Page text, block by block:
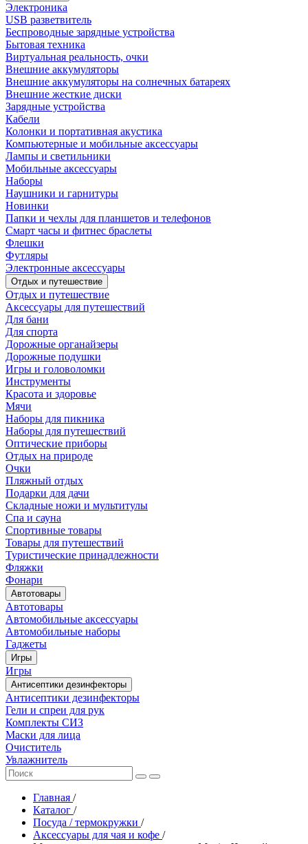
Электроника
USB разветвитель
Беспроводные зарядные устройства
Бытовая техника
Виртуальная реальность, очки
Внешние аккумуляторы
Внешние аккумуляторы на солнечных батареях
Внешние жесткие диски
Зарядные устройства
Кабели
Колонки и портативная акустика
Компьютерные и мобильные аксессуары
Лампы и светильники
Мобильные аксессуары
Наборы
Наушники и гарнитуры
Новинки
Папки и чехлы для планшетов и телефонов
Смарт часы и фитнес браслеты
Флешки
Футляры
Электронные аксессуары
Отдых и путешествие
Отдых и путешествие
Аксессуары для путешествий
Для бани
Для спорта
Дорожные органайзеры
Дорожные подушки
Игры и головоломки
Инструменты
Красота и здоровье
Мячи
Наборы для пикника
Наборы для путешествий
Оптические приборы
Отдых на природе
Очки
Пляжный отдых
Подарки для дачи
Складные ножи и мультитулы
Спа и сауна
Спортивные товары
Товары для путешествий
Туристические принадлежности
Фляжки
Фонари
Автотовары
Автотовары
Автомобильные аксессуары
Автомобильные наборы
Гаджеты
Игры
Игры
Антисептики дезинфекторы
Антисептики дезинфекторы
Гели и спреи для рук
Комплекты СИЗ
Маски для лица
Очиститель
Увлажнитель
Главная /
Каталог /
Посуда / термокружки /
Аксессуары для чая и кофе /